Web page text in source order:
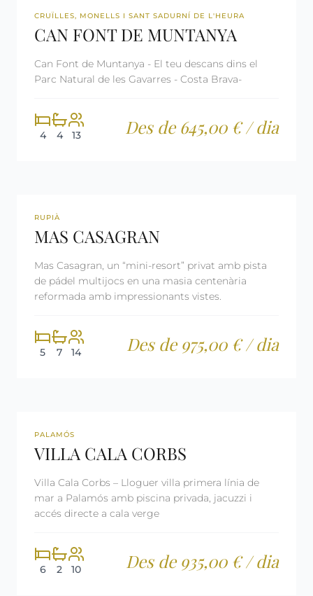
REF: CM1508 LLICÈNCIA TURÍSTICA
CRUÏLLES, MONELLS I SANT SADURNÍ DE L'HEURA
CAN FONT DE MUNTANYA
Can Font de Muntanya - El teu descans dins el
Parc Natural de les Gavarres - Costa Brava-
4 4 13 Des de 645,00 € / dia
REF: CM2157
LLICÈNCIA TURÍSTICA
RUPIÀ
MAS CASAGRAN
Mas Casagran, un “mini-resort” privat amb pista
de pádel multijocs en una masia centenària
reformada amb impressionants vistes.
5 7 14 Des de 975,00 € / dia
REF: CM2394
PALAMÓS
VILLA CALA CORBS
Villa Cala Corbs – Lloguer villa primera línia de
mar a Palamós amb piscina privada, jacuzzi i
accés directe a cala verge
6 2 10 Des de 935,00 € / dia